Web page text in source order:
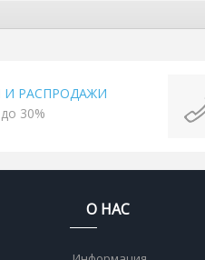
РАСПРОДАЖИ
30%
О НАС